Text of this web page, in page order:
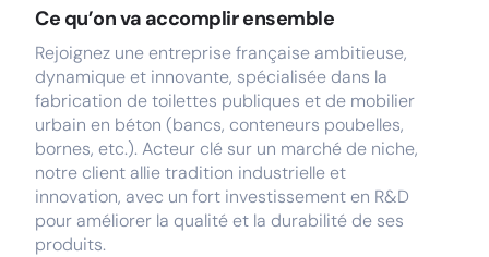
Ce qu’on va accomplir ensemble
Rejoignez une entreprise française ambitieuse,
dynamique et innovante, spécialisée dans la
fabrication de toilettes publiques et de mobilier
urbain en béton (bancs, conteneurs poubelles,
bornes, etc.). Acteur clé sur un marché de niche,
notre client allie tradition industrielle et
innovation, avec un fort investissement en R&D
pour améliorer la qualité et la durabilité de ses
produits.